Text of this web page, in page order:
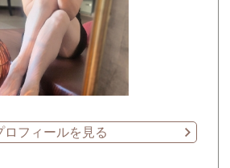
ロフィールを見る